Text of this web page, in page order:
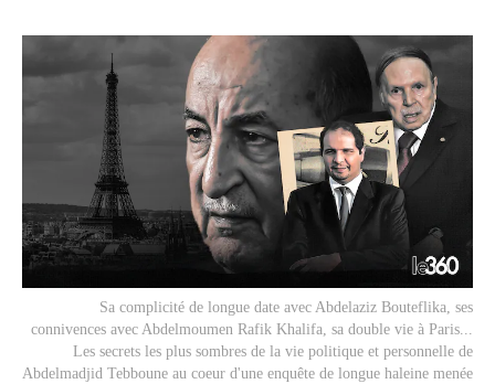
Sa complicité de longue date avec Abdelaziz Bouteflika, ses
connivences avec Abdelmoumen Rafik Khalifa, sa double vie à Paris...
Les secrets les plus sombres de la vie politique et personnelle de
Abdelmadjid Tebboune au coeur d'une enquête de longue haleine menée